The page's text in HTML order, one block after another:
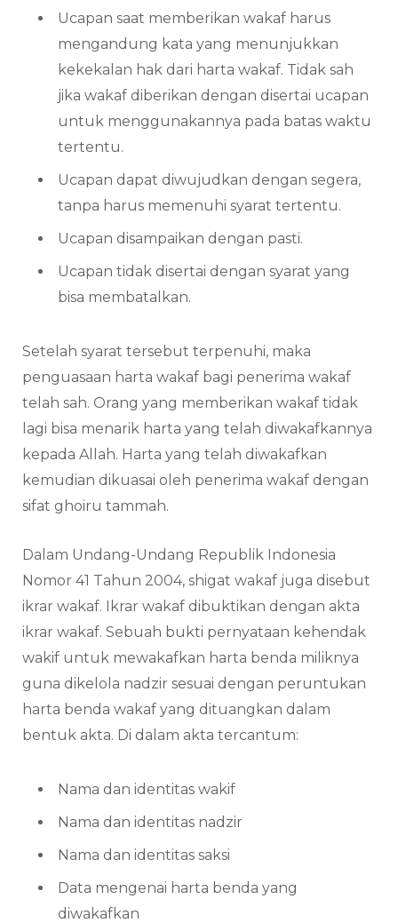
Ucapan saat memberikan wakaf harus
mengandung kata yang menunjukkan
kekekalan hak dari harta wakaf. Tidak sah
jika wakaf diberikan dengan disertai ucapan
untuk menggunakannya pada batas waktu
tertentu.
Ucapan dapat diwujudkan dengan segera,
tanpa harus memenuhi syarat tertentu.
Ucapan disampaikan dengan pasti.
Ucapan tidak disertai dengan syarat yang
bisa membatalkan.
Setelah syarat tersebut terpenuhi, maka
penguasaan harta wakaf bagi penerima wakaf
telah sah. Orang yang memberikan wakaf tidak
lagi bisa menarik harta yang telah diwakafkannya
kepada Allah. Harta yang telah diwakafkan
kemudian dikuasai oleh penerima wakaf dengan
sifat ghoiru tammah.
Dalam Undang-Undang Republik Indonesia
Nomor 41 Tahun 2004, shigat wakaf juga disebut
ikrar wakaf. Ikrar wakaf dibuktikan dengan akta
ikrar wakaf. Sebuah bukti pernyataan kehendak
wakif untuk mewakafkan harta benda miliknya
guna dikelola nadzir sesuai dengan peruntukan
harta benda wakaf yang dituangkan dalam
bentuk akta. Di dalam akta tercantum:
Nama dan identitas wakif
Nama dan identitas nadzir
Nama dan identitas saksi
Data mengenai harta benda yang
diwakafkan